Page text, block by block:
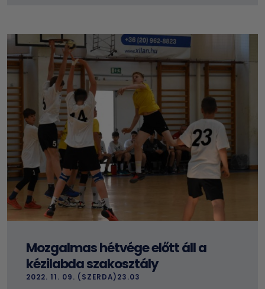
Mozgalmas hétvége előtt áll a
kézilabda szakosztály
2022. 11. 09. (SZERDA)23.03